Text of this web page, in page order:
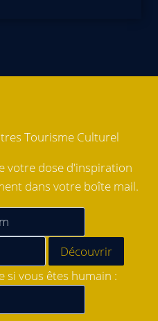
Tourisme Culturel
votre dose d'inspiration
dans votre boîte mail.
si vous êtes humain :